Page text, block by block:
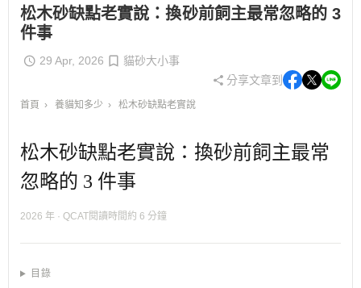
松木砂缺點老實說：換砂前飼主最常忽略的 3
件事
29 Apr, 2026
貓砂大小事
分享文章到
首頁 › 養貓知多少 › 松木砂缺點老實說
松木砂缺點老實說：換砂前飼主最常
忽略的 3 件事
2026 年 · QCAT閱讀時間約 6 分鐘
目錄